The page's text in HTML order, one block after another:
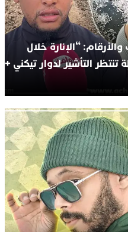
“الإنارة خلال
التأشير لدوار تيكني +